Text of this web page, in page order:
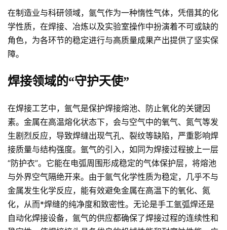
在制造业与科研领域，氩气作为一种惰性气体，凭借其的化
学性质，在焊接、冶炼以及实验室操作中扮演着不可或缺的
角色，为各环节的稳定进行与高质量成果产出提供了坚实保
障。
焊接领域的“守护天使”
在焊接工艺中，氩气是保护焊接熔池、防止氧化的关键因
素。金属在高温熔化状态下，会与空气中的氧气、氮气等发
生剧烈反应，导致焊缝出现气孔、裂纹等缺陷，严重影响焊
接质量与结构强度。氩气的引入，如同为焊接过程披上一层
“防护衣”。它能在电弧周围形成稳定的气体保护层，将熔池
与外界空气隔绝开来。由于氩气化学性质为稳定，几乎不与
金属发生化学反应，能有效避免金属在高温下的氧化、氮
化，从而*焊缝的纯净度和致密性。无论是手工氩弧焊还是
自动化焊接设备，氩气的供应都确保了焊接过程的连续性和